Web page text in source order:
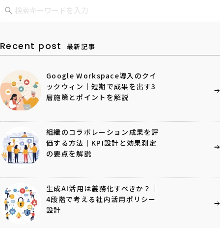
Recent post 最新記事
Google Workspace導入のクイ
ックウィン｜短期で成果を出す3
層施策とポイントを解説
組織のコラボレーション成果を評
価する方法｜KPI設計と効果測定
の要点を解説
生成AI活用は義務化すべきか？｜
4段階で考える社内活用ポリシー
設計